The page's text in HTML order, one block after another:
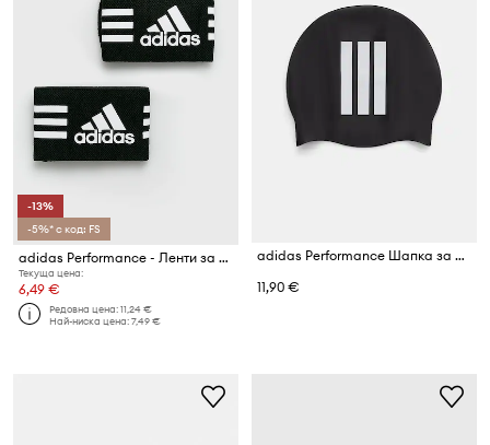
-13%
-5%* с код: FS
adidas Performance - Ленти за фиксиране на футболни кори и чорапи (2 броя)
Текуща цена:
6,49 €
Редовна цена:11,24 €
Най-ниска цена:7,49 €
adidas Performance Шапка за плуване
11,90 €